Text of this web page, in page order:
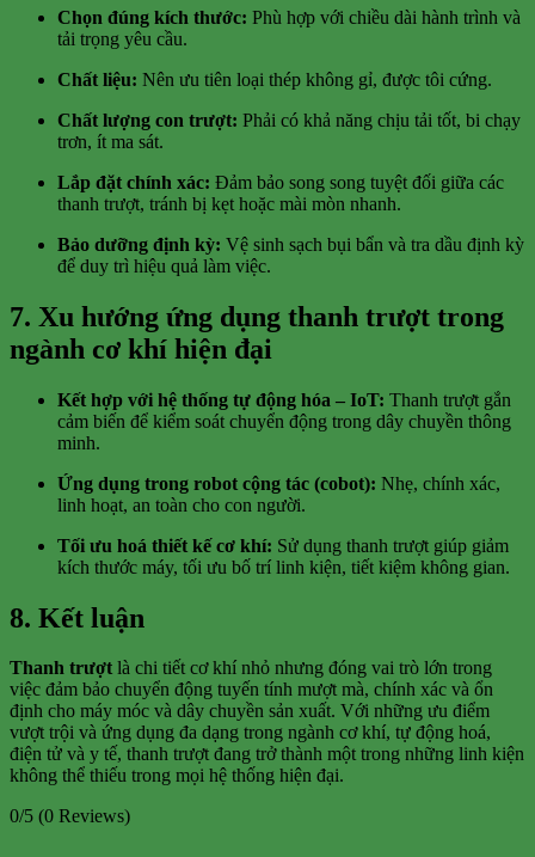
Chọn đúng kích thước: Phù hợp với chiều dài hành trình và
tải trọng yêu cầu.
Chất liệu: Nên ưu tiên loại thép không gỉ, được tôi cứng.
Chất lượng con trượt: Phải có khả năng chịu tải tốt, bi chạy
trơn, ít ma sát.
Lắp đặt chính xác: Đảm bảo song song tuyệt đối giữa các
thanh trượt, tránh bị kẹt hoặc mài mòn nhanh.
Bảo dưỡng định kỳ: Vệ sinh sạch bụi bẩn và tra dầu định kỳ
để duy trì hiệu quả làm việc.
7. Xu hướng ứng dụng thanh trượt trong
ngành cơ khí hiện đại
Kết hợp với hệ thống tự động hóa – IoT: Thanh trượt gắn
cảm biến để kiểm soát chuyển động trong dây chuyền thông
minh.
Ứng dụng trong robot cộng tác (cobot): Nhẹ, chính xác,
linh hoạt, an toàn cho con người.
Tối ưu hoá thiết kế cơ khí: Sử dụng thanh trượt giúp giảm
kích thước máy, tối ưu bố trí linh kiện, tiết kiệm không gian.
8. Kết luận
Thanh trượtlà chi tiết cơ khí nhỏ nhưng đóng vai trò lớn trong
việc đảm bảo chuyển động tuyến tính mượt mà, chính xác và ổn
định cho máy móc và dây chuyền sản xuất. Với những ưu điểm
vượt trội và ứng dụng đa dạng trong ngành cơ khí, tự động hoá,
điện tử và y tế, thanh trượt đang trở thành một trong những linh kiện
không thể thiếu trong mọi hệ thống hiện đại.
0/5 (0 Reviews)